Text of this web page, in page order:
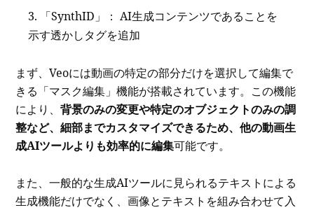
「SynthID」： AI生成コンテンツであることを
示す透かしタグを追加
まず、Veoには動画の特定の部分だけを選択して編集で
きる「マスク編集」機能が搭載されています。この機能
により、背景のみの変更や特定のオブジェクトのみの調
整など、細部までカスタマイズできるため、他の動画生
成AIツールよりも効率的に編集可能です。
また、一般的な生成AIツールに見られるテキストによる
生成機能だけでなく、画像とテキストを組み合わせて入